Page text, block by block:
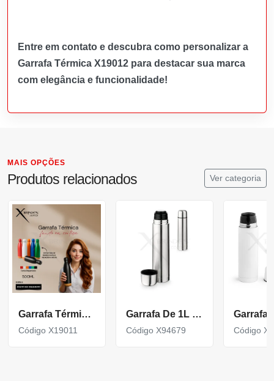
Entre em contato e descubra como personalizar a
Garrafa Térmica X19012 para destacar sua marca
com elegância e funcionalidade!
MAIS OPÇÕES
Produtos relacionados Ver categoria
Garrafa Térmica em Inox com Fundo de Cortiça X19011
Código X19011
Garrafa De 1L Em Aço Inox De Parede Dupla Térmica, Isolada A Vácuo.
Código X94679 Código